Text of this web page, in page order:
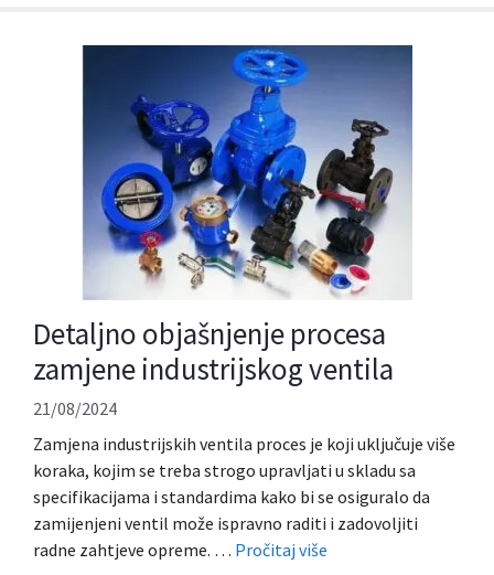
Detaljno objašnjenje procesa
zamjene industrijskog ventila
21/08/2024
Zamjena industrijskih ventila proces je koji uključuje više
koraka, kojim se treba strogo upravljati u skladu sa
specifikacijama i standardima kako bi se osiguralo da
zamijenjeni ventil može ispravno raditi i zadovoljiti
radne zahtjeve opreme. … Pročitaj više